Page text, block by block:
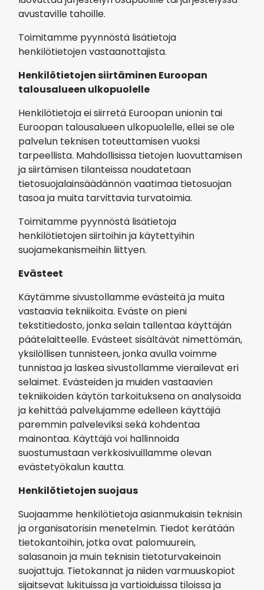
avustaville tahoille.
Toimitamme pyynnöstä lisätietoja
henkilötietojen vastaanottajista.
Henkilötietojen siirtäminen Euroopan
talousalueen ulkopuolelle
Henkilötietoja ei siirretä Euroopan unionin tai
Euroopan talousalueen ulkopuolelle, ellei se ole
palvelun teknisen toteuttamisen vuoksi
tarpeellista. Mahdollisissa tietojen luovuttamisen
ja siirtämisen tilanteissa noudatetaan
tietosuojalainsäädännön vaatimaa tietosuojan
tasoa ja muita tarvittavia turvatoimia.
Toimitamme pyynnöstä lisätietoja
henkilötietojen siirtoihin ja käytettyihin
suojamekanismeihin liittyen.
Evästeet
Käytämme sivustollamme evästeitä ja muita
vastaavia tekniikoita. Eväste on pieni
tekstitiedosto, jonka selain tallentaa käyttäjän
päätelaitteelle. Evästeet sisältävät nimettömän,
yksilöllisen tunnisteen, jonka avulla voimme
tunnistaa ja laskea sivustollamme vierailevat eri
selaimet. Evästeiden ja muiden vastaavien
tekniikoiden käytön tarkoituksena on analysoida
ja kehittää palvelujamme edelleen käyttäjiä
paremmin palveleviksi sekä kohdentaa
mainontaa. Käyttäjä voi hallinnoida
suostumustaan verkkosivuillamme olevan
evästetyökalun kautta.
Henkilötietojen suojaus
Suojaamme henkilötietoja asianmukaisin teknisin
ja organisatorisin menetelmin. Tiedot kerätään
tietokantoihin, jotka ovat palomuurein,
salasanoin ja muin teknisin tietoturvakeinoin
suojattuja. Tietokannat ja niiden varmuuskopiot
sijaitsevat lukituissa ja vartioiduissa tiloissa ja